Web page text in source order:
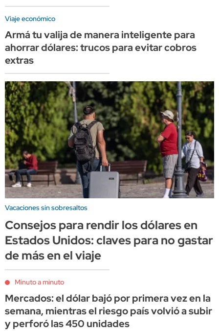
Viaje económico
Armá tu valija de manera inteligente para
ahorrar dólares: trucos para evitar cobros
extras
Vacaciones sin sobresaltos
Consejos para rendir los dólares en
Estados Unidos: claves para no gastar
de más en el viaje
Minuto a minuto
Mercados: el dólar bajó por primera vez en la
semana, mientras el riesgo país volvió a subir
y perforó las 450 unidades